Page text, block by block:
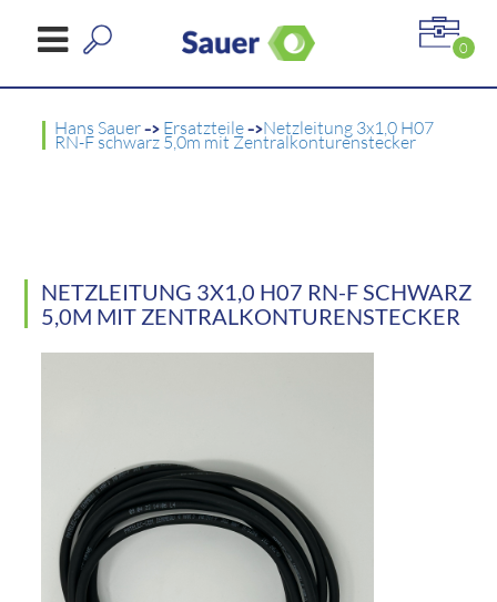
0
Hans Sauer-> Ersatzteile->Netzleitung 3x1,0 H07
RN-F schwarz 5,0m mit Zentralkonturenstecker
NETZLEITUNG 3X1,0 H07 RN-F SCHWARZ
5,0M MIT ZENTRALKONTURENSTECKER